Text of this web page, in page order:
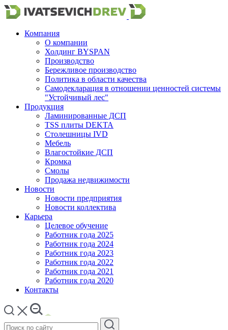
Компания
О компании
Холдинг BYSPAN
Производство
Бережливое производство
Политика в области качества
Самодекларация в отношении ценностей системы
"Устойчивый лес"
Продукция
Ламинированные ДСП
TSS плиты DEKTA
Столешницы IVD
Мебель
Влагостойкие ДСП
Кромка
Смолы
Продажа недвижимости
Новости
Новости предприятия
Новости коллектива
Карьера
Целевое обучение
Работник года 2025
Работник года 2024
Работник года 2023
Работник года 2022
Работник года 2021
Работник года 2020
Контакты